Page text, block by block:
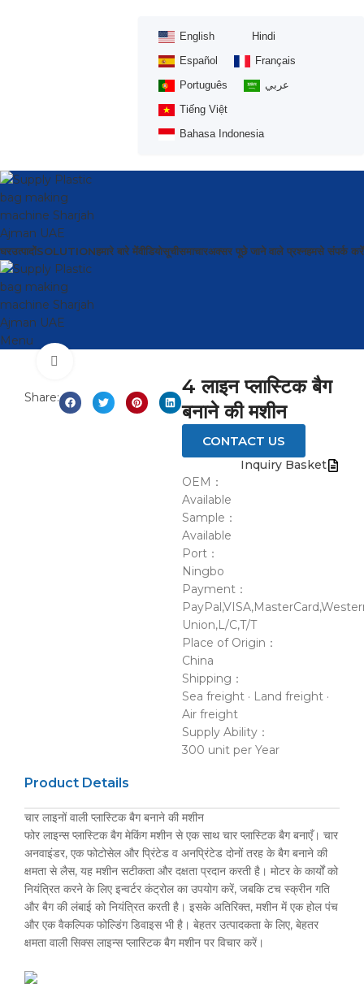
English
Hindi
Español
Français
Português
عربي
Tiếng Việt
Bahasa Indonesia
घरउत्पादोंSOLUTIONहमारे बारे मेंवीडियोसूचीसमाचारअक्सर पूछे जाने वाले प्रश्नहमसे संपर्क करें
Menu
Share:
4 लाइन प्लास्टिक बैग
बनाने की मशीन
CONTACT US
Inquiry Basket
OEM：
Available
Sample：
Available
Port：
Ningbo
Payment：
Union,L/C,T/T
Place of Origin：
China
Shipping：
Sea freight · Land freight ·
Air freight
Supply Ability：
300 unit per Year
Product Details
चार लाइनों वाली प्लास्टिक बैग बनाने की मशीन
फोर लाइन्स प्लास्टिक बैग मेकिंग मशीन से एक साथ चार प्लास्टिक बैग बनाएँ। चार
अनवाइंडर, एक फोटोसेल और प्रिंटेड व अनप्रिंटेड दोनों तरह के बैग बनाने की
क्षमता से लैस, यह मशीन सटीकता और दक्षता प्रदान करती है। मोटर के कार्यों को
नियंत्रित करने के लिए इन्वर्टर कंट्रोल का उपयोग करें, जबकि टच स्क्रीन गति
और बैग की लंबाई को नियंत्रित करती है। इसके अतिरिक्त, मशीन में एक होल पंच
और एक वैकल्पिक फोल्डिंग डिवाइस भी है। बेहतर उत्पादकता के लिए, बेहतर
क्षमता वाली सिक्स लाइन्स प्लास्टिक बैग मशीन पर विचार करें।